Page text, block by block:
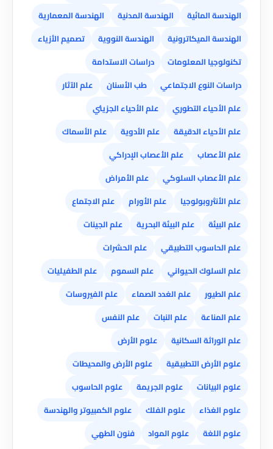
الهندسة المائية
الهندسة المدنية
الهندسة المعمارية
الهندسة الميكاترونية
الهندسة النووية
تصميم الأزياء
تكنولوجيا المعلومات
دراسات الاستدامة
دراسات النوع الاجتماعي
طب الأسنان
علم الآثار
علم الأحياء التطوري
علم الأحياء الجزيئي
علم الأحياء الدقيقة
علم الأدوية
علم الأسماك
علم الأعصاب
علم الأعصاب الإدراكي
علم الأعصاب السلوكي
علم الأمراض
علم الأنثروبولوجيا
علم الأورام
علم الاجتماع
علم البيئة
علم البيئة البحرية
علم الجينات
علم الحاسوب التطبيقي
علم الحشرات
علم السلوك الحيواني
علم السموم
علم الطفيليات
علم الطيور
علم الغدد الصماء
علم الفيروسات
علم المناعة
علم النبات
علم النفس
علم الوراثة السكانية
علوم الأرض
علوم الأرض التطبيقية
علوم الأرض والمحيطات
علوم البيانات
علوم الجريمة
علوم الحاسوب
علوم الغذاء
علوم الفلك
علوم الكمبيوتر والهندسة
علوم اللغة
علوم المواد
فنون الطهي